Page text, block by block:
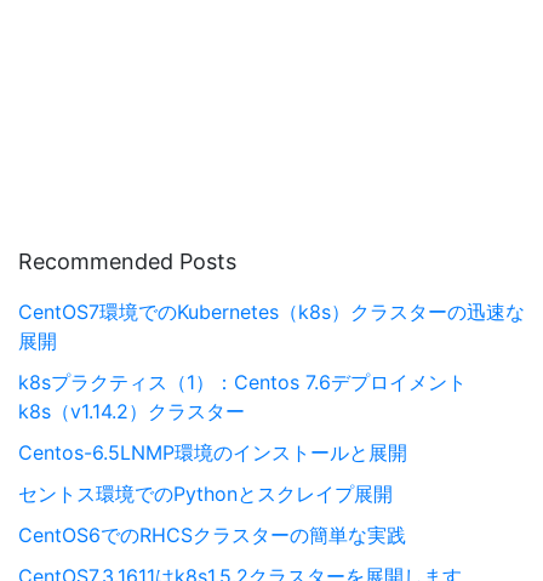
Recommended Posts
CentOS7環境でのKubernetes（k8s）クラスターの迅速な
展開
k8sプラクティス（1）：Centos 7.6デプロイメント
k8s（v1.14.2）クラスター
Centos-6.5LNMP環境のインストールと展開
セントス環境でのPythonとスクレイプ展開
CentOS6でのRHCSクラスターの簡単な実践
CentOS7.3.1611はk8s1.5.2クラスターを展開します